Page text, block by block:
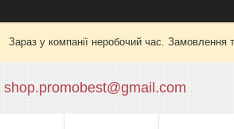
Зараз у компанії неробочий час. Замовлення
shop.promobest@gmail.com